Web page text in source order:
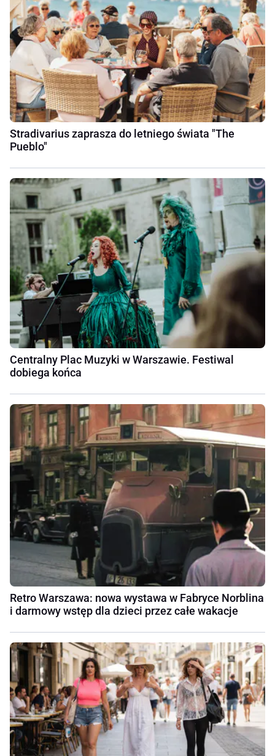
Stradivarius zaprasza do letniego świata "The
Pueblo"
Centralny Plac Muzyki w Warszawie. Festiwal
dobiega końca
Retro Warszawa: nowa wystawa w Fabryce Norblina
i darmowy wstęp dla dzieci przez całe wakacje